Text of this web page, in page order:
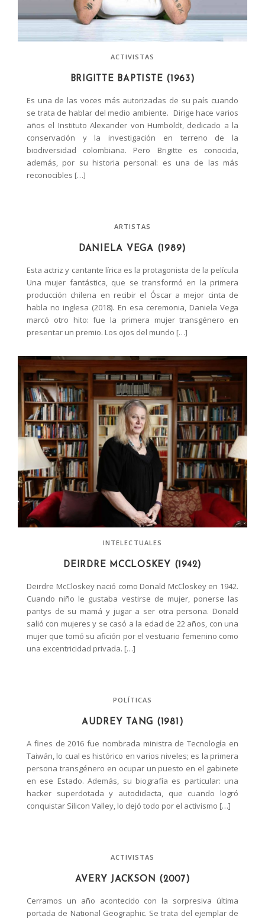
ACTIVISTAS
BRIGITTE BAPTISTE (1963)
Es una de las voces más autorizadas de su país cuando
se trata de hablar del medio ambiente. Dirige hace varios
años el Instituto Alexander von Humboldt, dedicado a la
conservación y la investigación en terreno de la
biodiversidad colombiana. Pero Brigitte es conocida,
además, por su historia personal: es una de las más
reconocibles […]
ARTISTAS
DANIELA VEGA (1989)
Esta actriz y cantante lírica es la protagonista de la película
Una mujer fantástica, que se transformó en la primera
producción chilena en recibir el Óscar a mejor cinta de
habla no inglesa (2018). En esa ceremonia, Daniela Vega
marcó otro hito: fue la primera mujer transgénero en
presentar un premio. Los ojos del mundo […]
INTELECTUALES
DEIRDRE MCCLOSKEY (1942)
Deirdre McCloskey nació como Donald McCloskey en 1942.
Cuando niño le gustaba vestirse de mujer, ponerse las
pantys de su mamá y jugar a ser otra persona. Donald
salió con mujeres y se casó a la edad de 22 años, con una
mujer que tomó su afición por el vestuario femenino como
una excentricidad privada. […]
POLÍTICAS
AUDREY TANG (1981)
A fines de 2016 fue nombrada ministra de Tecnología en
Taiwán, lo cual es histórico en varios niveles; es la primera
persona transgénero en ocupar un puesto en el gabinete
en ese Estado. Además, su biografía es particular: una
hacker superdotada y autodidacta, que cuando logró
conquistar Silicon Valley, lo dejó todo por el activismo […]
ACTIVISTAS
AVERY JACKSON (2007)
Cerramos un año acontecido con la sorpresiva última
portada de National Geographic. Se trata del ejemplar de